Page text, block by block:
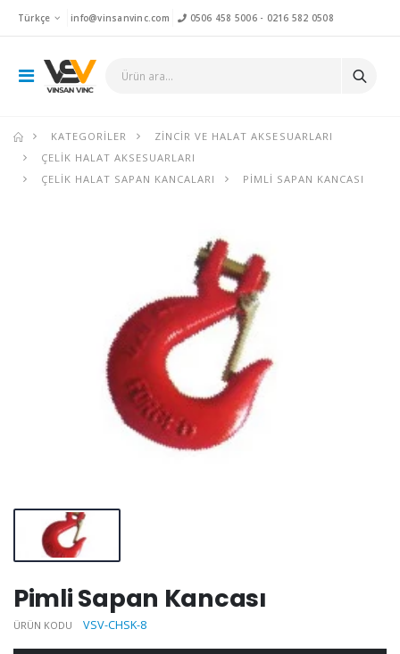
Türkçe info@vinsanvinc.com 0506 458 5006- 0216 582 0508
KATEGORILER
ZINCIR VE HALAT AKSESUARLARI
ÇELIK HALAT AKSESUARLARI
ÇELIK HALAT SAPAN KANCALARI
PIMLI SAPAN KANCASI
Pimli Sapan Kancası
ÜRÜN KODU VSV-CHSK-8